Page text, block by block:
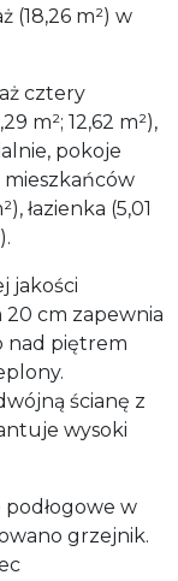
(18,26 m²) w
cztery
m²; 12,62 m²),
pokoje
łazienka (5,01
jakości
20 cm zapewnia
nad piętrem
ścianę z
wysoki
w
grzejnik.